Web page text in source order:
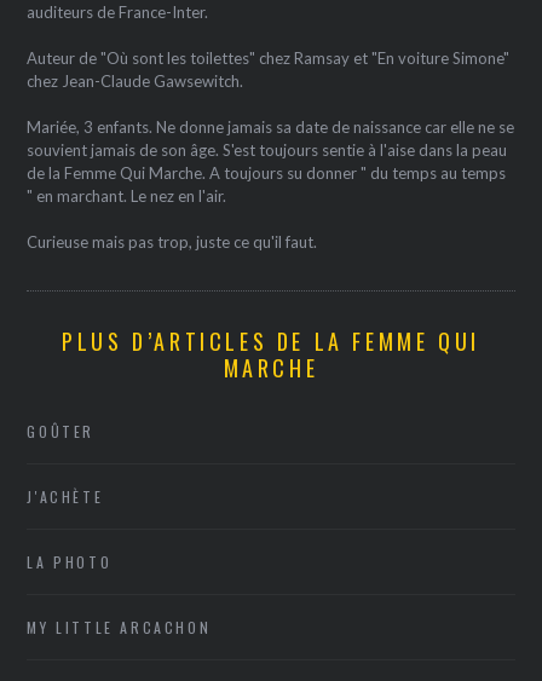
auditeurs de France-Inter.
Auteur de "Où sont les toilettes" chez Ramsay et "En voiture Simone"
chez Jean-Claude Gawsewitch.
Mariée, 3 enfants. Ne donne jamais sa date de naissance car elle ne se
souvient jamais de son âge. S'est toujours sentie à l'aise dans la peau
de la Femme Qui Marche. A toujours su donner " du temps au temps
" en marchant. Le nez en l'air.
Curieuse mais pas trop, juste ce qu'il faut.
PLUS D’ARTICLES DE LA FEMME QUI
MARCHE
GOÛTER
J'ACHÈTE
LA PHOTO
MY LITTLE ARCACHON